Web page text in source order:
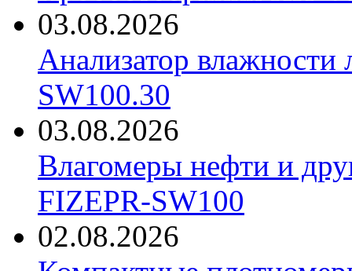
03.08.2026
Анализатор
SW100.30
03.08.2026
Влагомеры нефти и
FIZEPR-SW100
02.08.2026